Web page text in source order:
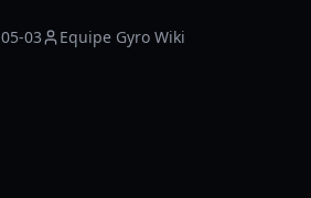
03 Equipe Gyro Wiki